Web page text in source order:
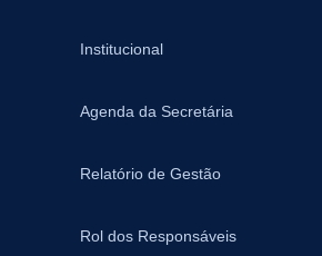
Institucional
Agenda da Secretária
Relatório de Gestão
Rol dos Responsáveis